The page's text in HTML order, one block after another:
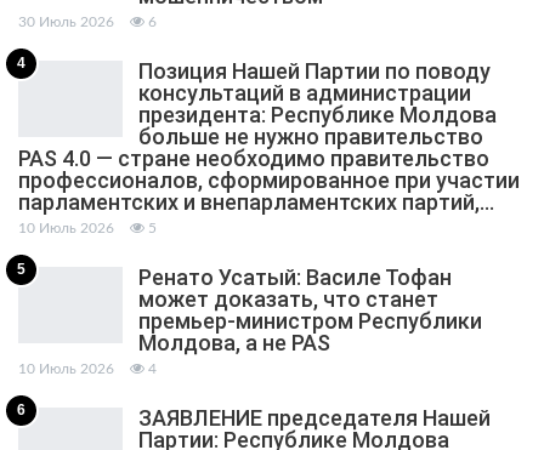
30 Июль 2026 6
4
Позиция Нашей Партии по поводу
консультаций в администрации
президента: Республике Молдова
больше не нужно правительство
PAS 4.0 — стране необходимо правительство
профессионалов, сформированное при участии
парламентских и внепарламентских партий,…
10 Июль 2026 5
5
Ренато Усатый: Василе Тофан
может доказать, что станет
премьер-министром Республики
Молдова, а не PAS
10 Июль 2026 4
6
ЗАЯВЛЕНИЕ председателя Нашей
Партии: Республике Молдова